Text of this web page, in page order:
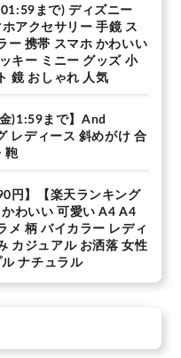
まで) ディズニー
アクセサリー 手鏡 ス
ー 携帯 スマホ かわいい
キー ミニー グッズ 小
鏡 おしゃれ 人気
)1:59まで】And
レディース 斜めがけ 合
鞄
円】【楽天ランキング
わいい 可愛い A4 A4
メ 柄 バイカラー レディ
カジュアル お洒落 女性
ナチュラル